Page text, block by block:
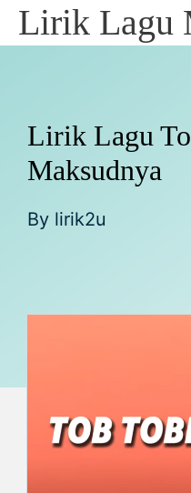
SkipLirik Lagu
Lirik Lagu
Maksudnya
By lirik2u